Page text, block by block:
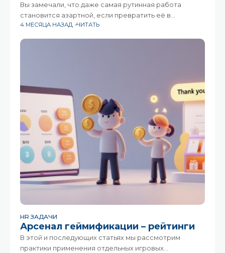
Вы замечали, что даже самая рутинная работа
становится азартной, если превратить её в
соревнование. Но как создать систему, которая не
4 МЕСЯЦА НАЗАД ЧИТАТЬ
HR ЗАДАЧИ
Арсенал геймификации – рейтинги
В этой и последующих статьях мы рассмотрим
практики применения отдельных игровых